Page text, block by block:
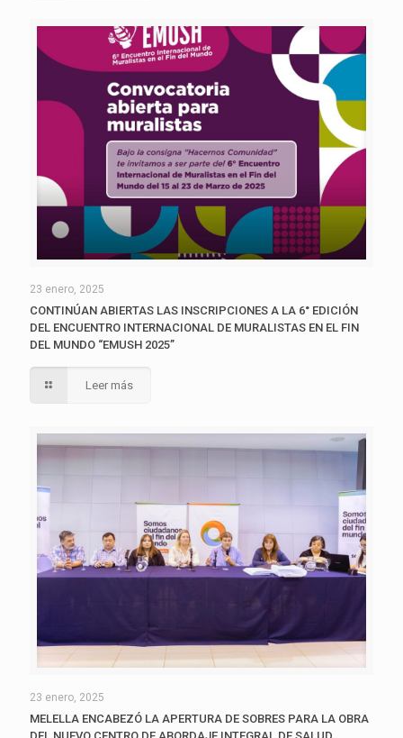
23 enero, 2025
CONTINÚAN ABIERTAS LAS INSCRIPCIONES A LA 6° EDICIÓN
DEL ENCUENTRO INTERNACIONAL DE MURALISTAS EN EL FIN
DEL MUNDO “EMUSH 2025”
Leer más
23 enero, 2025
MELELLA ENCABEZÓ LA APERTURA DE SOBRES PARA LA OBRA